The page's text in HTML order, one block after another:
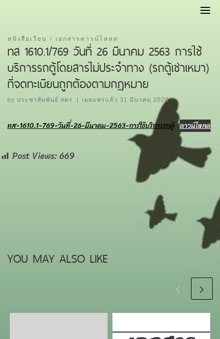
หนังสือเวียน เอกสารดาวน์โหลด
ทส 1610.1/769 วันที่ 26 มีนาคม 2563 การใช้
บริการรถตู้โดยสารไม่ประจำทาง (รถตู้เช่าเหมา)
ที่จดทะเบียนถูกต้องตามกฏหมาย
by ประชาสัมพันธ์ สคร เผยแพร่แล้ว31 มีนาคม 2020
ทส-1610.1-769-วันที่-26-มีนาคม-2563-การใช้บริการรถตู้ ดาวน์โหลด
Post Views:669
YOU MAY ALSO LIKE